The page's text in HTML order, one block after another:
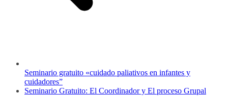
Seminario gratuito «cuidado paliativos en infantes y
cuidadores”
Seminario Gratuito: El Coordinador y El proceso Grupal